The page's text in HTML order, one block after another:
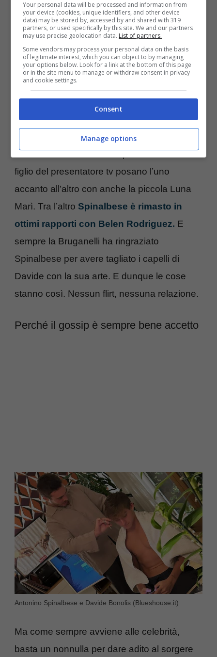
l’insistenza di questo gossipsia diventato
di ora in ora sempre più grande. E la verità è
presto detta.
Sonia Bruganelli e Antonino Spinalbese si
stanno vedendo solamente per motivi
professionali. Inoltre pareche lui sia molto
amico di Davide Bonolis, come attesta
figlio del presentatore tv posano l’uno
accanto all’altro con anche la piccola Luna
Marì. Tra l’altro Spinalbese è rimasto in
ottimi rapporti con Belen Rodriguez. E
sempre la Bruganelli ha ringraziato
Spinalbese per avere tagliato i capelli di
Davide con la sua arte. E dunque le cose
stanno così. Nessun flirt, nessuna relazione.
Perché il gossip è sempre bene accetto
Antonino Spinalbese e Davide Bonolis (Blueshouse.it)
Ma come sempre avviene alle celebrità,
basta un nonnulla per dare adito al sorgere
Your personal data will be processed and information from
your device (cookies, unique identifiers, and other device
data) may be stored by, accessed by and shared with 319
partners, or used specifically by this site. We and our partners
may use precise geolocation data. List of partners.
Some vendors may process your personal data on the basis
of legitimate interest, which you can object to by managing
your options below. Look for a link at the bottom of this page
or in the site menu to manage or withdraw consent in privacy
and cookie settings.
Consent
Manage options